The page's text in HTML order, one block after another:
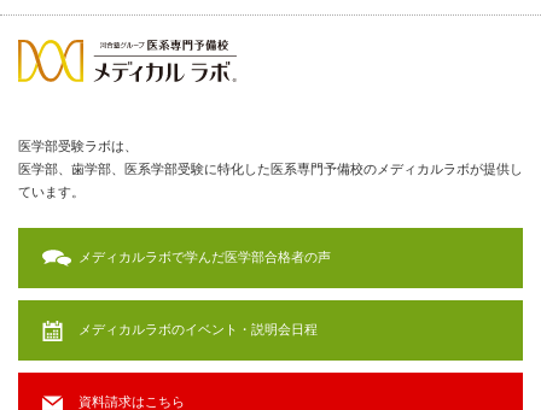
医学部受験ラボは、
医学部、歯学部、医系学部受験に特化した医系専門予備校のメディカルラボが提供し
ています。
メディカルラボで学んだ医学部合格者の声
メディカルラボのイベント・説明会日程
資料請求はこちら